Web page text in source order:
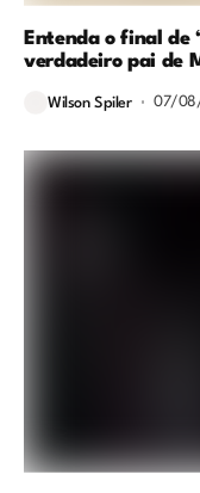
Entenda o final de
verdadeiro pai de
Wilson Spiler 07/